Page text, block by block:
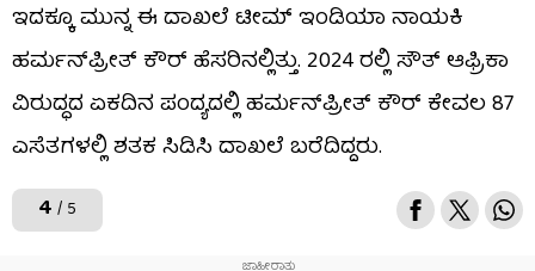
ಇದಕ್ಕೂ ಮುನ್ನ ಈ ದಾಖಲೆ ಟೀಮ್ ಇಂಡಿಯಾ ನಾಯಕಿ
ಹರ್ಮನ್​ಪ್ರೀತ್ ಕೌರ್ ಹೆಸರಿನಲ್ಲಿತ್ತು. 2024 ರಲ್ಲಿ ಸೌತ್ ಆಫ್ರಿಕಾ
ವಿರುದ್ಧದ ಏಕದಿನ ಪಂದ್ಯದಲ್ಲಿ ಹರ್ಮನ್​ಪ್ರೀತ್ ಕೌರ್ ಕೇವಲ 87
ಎಸೆತಗಳಲ್ಲಿ ಶತಕ ಸಿಡಿಸಿ ದಾಖಲೆ ಬರೆದಿದ್ದರು.
4 / 5